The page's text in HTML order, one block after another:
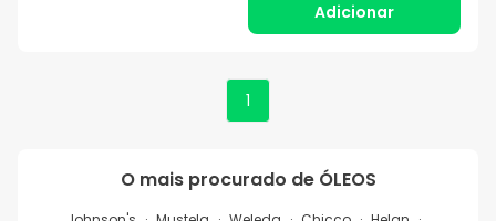
Adicionar
1
O mais procurado de ÓLEOS